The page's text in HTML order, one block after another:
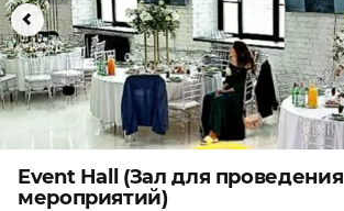
Event Hall (Зал для проведения
мероприятий)